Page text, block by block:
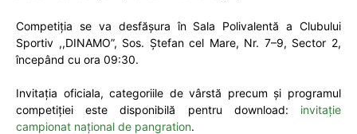
Competiția se va desfășura în Sala Polivalentă a Clubului
Sportiv ,,DINAMO”, Sos. Ștefan cel Mare, Nr. 7–9, Sector 2,
începând cu ora 09:30.
Invitația oficiala, categoriile de vârstă precum și programul
competiției este disponibilă pentru download: invitație
campionat național de pangration.